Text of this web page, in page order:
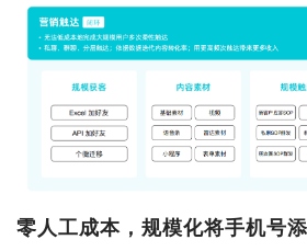
零人工成本，规模化将手机号